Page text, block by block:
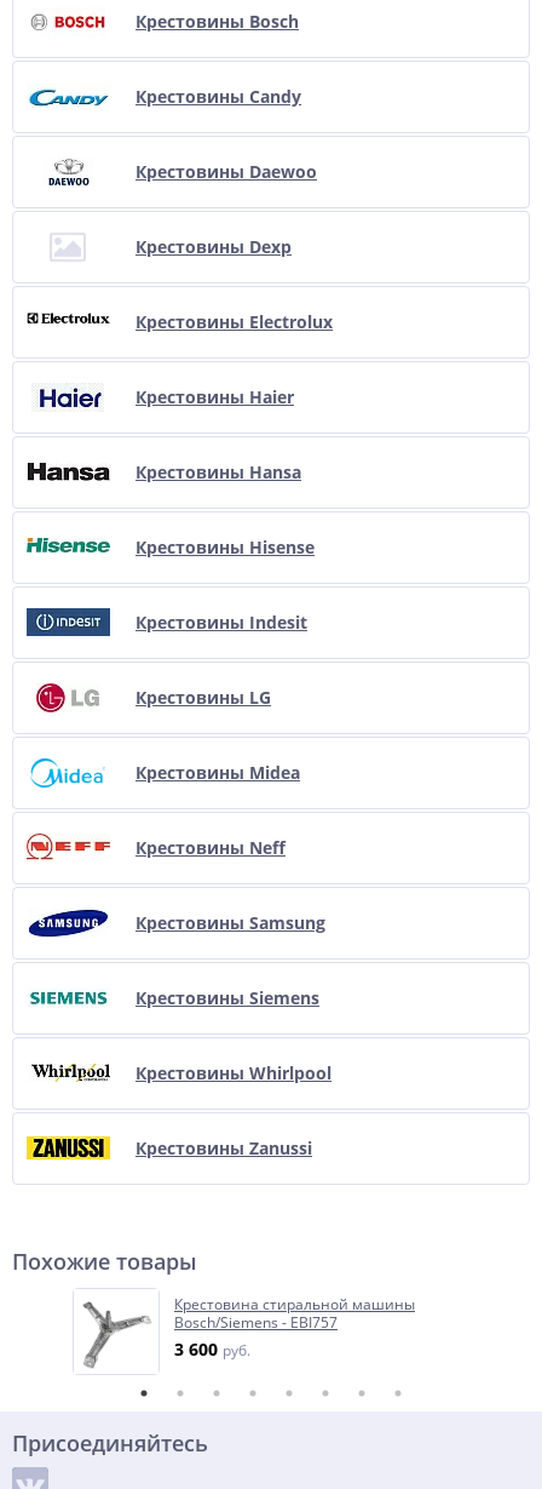
Крестовины Bosch
Крестовины Candy
Крестовины Daewoo
Крестовины Dexp
Крестовины Electrolux
Крестовины Haier
Крестовины Hansa
Крестовины Hisense
Крестовины Indesit
Крестовины LG
Крестовины Midea
Крестовины Neff
Крестовины Samsung
Крестовины Siemens
Крестовины Whirlpool
Крестовины Zanussi
Похожие товары
Крестовина стиральной машины
Bosch/Siemens - EBI757
3 600 руб.
Присоединяйтесь